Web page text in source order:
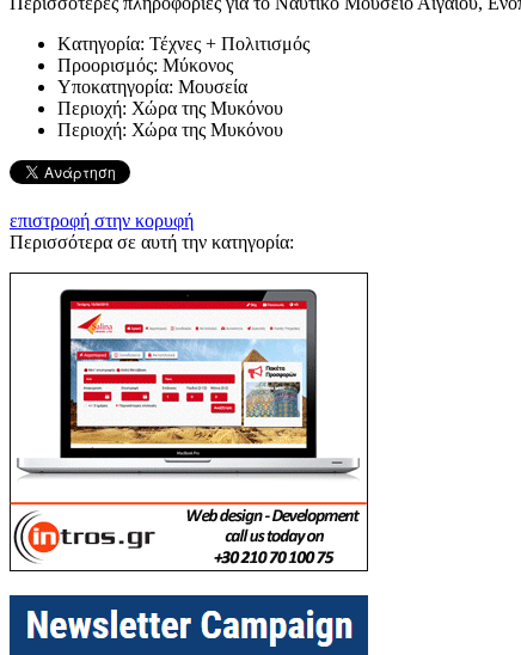
Kατηγορία: Τέχνες + Πολιτισμός
Προορισμός: Μύκονος
Υποκατηγορία: Μουσεία
Περιοχή: Χώρα της Μυκόνου
Περιοχή: Χώρα της Μυκόνου
επιστροφή στην κορυφή
Περισσότερα σε αυτή την κατηγορία: